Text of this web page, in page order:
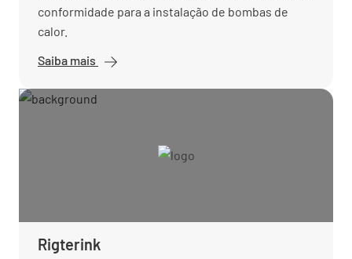
conformidade para a instalação de bombas de
calor.
Saiba mais
Rigterink